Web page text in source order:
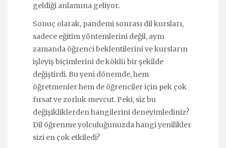
geldiği anlamına geliyor.
Sonuç olarak, pandemi sonrası dil kursları,
sadece eğitim yöntemlerini değil, aynı
zamanda öğrenci beklentilerini ve kursların
işleyiş biçimlerini de köklü bir şekilde
değiştirdi. Bu yeni dönemde, hem
öğretmenler hem de öğrenciler için pek çok
fırsat ve zorluk mevcut. Peki, siz bu
değişikliklerden hangilerini deneyimlediniz?
Dil öğrenme yolculuğunuzda hangi yenilikler
sizi en çok etkiledi?